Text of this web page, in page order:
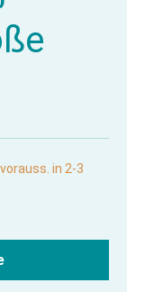
in 2-3